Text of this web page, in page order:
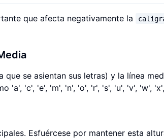
que afecta negativamente la
se asientan sus letras) y la línea
'a', 'c', 'e', 'm', 'n', 'o', 'r', 's', 'u', 'v', 'w',
Esfuércese por mantener esta